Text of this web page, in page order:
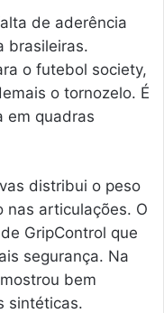
de aderência
brasileiras.
o futebol society,
o tornozelo. É
em quadras
distribui o peso
nas articulações. O
GripControl que
segurança. Na
bem
sintéticas.